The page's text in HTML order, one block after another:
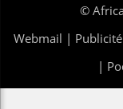
©
Webmail | Publicité
|